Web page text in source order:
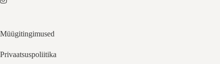
Müügitingimused
Privaatsuspoliitika